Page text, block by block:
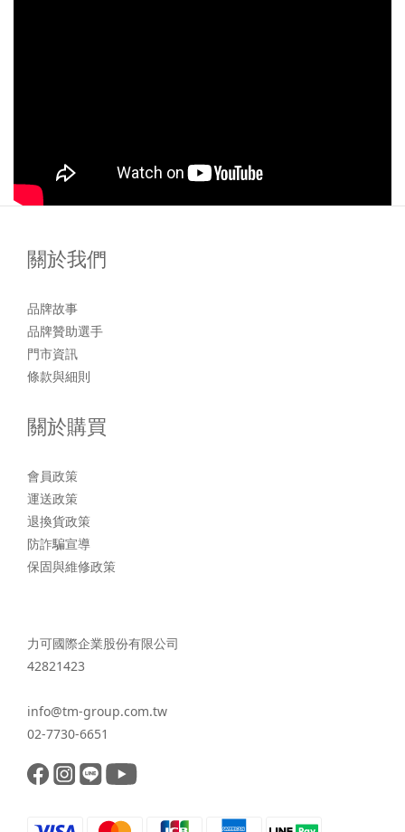
關於我們
品牌故事
品牌贊助選手
門市資訊
條款與細則
關於購買
會員政策
運送政策
退換貨政策
防詐騙宣導
保固與維修政策
力可國際企業股份有限公司
42821423
info@tm-group.com.tw
02-7730-6651